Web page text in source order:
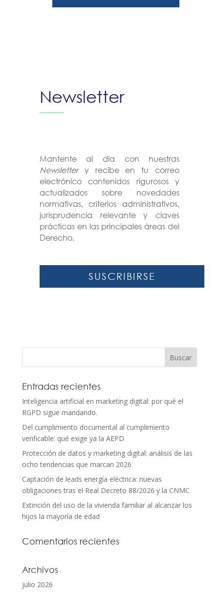
Newsletter
Mantente al día con nuestras
Newslettery recibe en tu correo
electrónico contenidos rigurosos y
actualizados sobre novedades
normativas, criterios administrativos,
jurisprudencia relevante y claves
prácticas en las principales áreas del
Derecho.
SUSCRIBIRSE
Entradas recientes
Inteligencia artificial en marketing digital: por qué el
RGPD sigue mandando.
Del cumplimiento documental al cumplimiento
verificable: qué exige ya la AEPD
Protección de datos y marketing digital: análisis de las
ocho tendencias que marcan 2026
Captación de leads energía eléctrica: nuevas
obligaciones tras el Real Decreto 88/2026 y la CNMC
Extinción del uso de la vivienda familiar al alcanzar los
hijos la mayoría de edad
Comentarios recientes
Archivos
julio 2026